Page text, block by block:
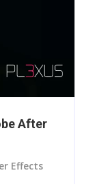
After
Effects